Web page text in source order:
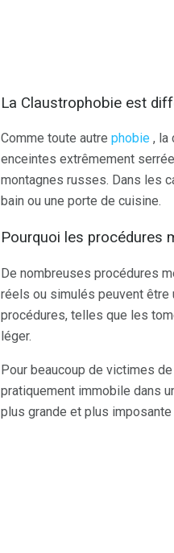
La Claustrophobie est
Comme toute autre phobie , la
enceintes extrêmement
montagnes russes. Dans les
bain ou une porte de cuisine.
Pourquoi les procédures
De nombreuses procédures
réels ou simulés peuvent
procédures, telles que les
léger.
Pour beaucoup de victimes
pratiquement immobile dans
plus grande et plus